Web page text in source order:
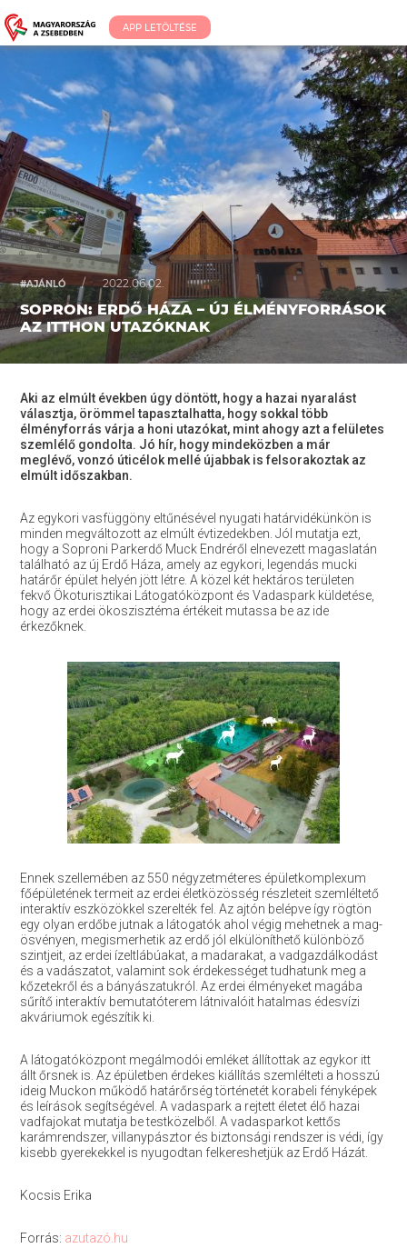
APP LETÖLTÉSE
#AJÁNLÓ / 2022.06.02.
SOPRON: ERDŐ HÁZA – ÚJ ÉLMÉNYFORRÁSOK
AZ ITTHON UTAZÓKNAK
Aki az elmúlt években úgy döntött, hogy a hazai nyaralást
választja, örömmel tapasztalhatta, hogy sokkal több
élményforrás várja a honi utazókat, mint ahogy azt a felületes
szemlélő gondolta. Jó hír, hogy mindeközben a már
meglévő, vonzó úticélok mellé újabbak is felsorakoztak az
elmúlt időszakban.
Az egykori vasfüggöny eltűnésével nyugati határvidékünkön is
minden megváltozott az elmúlt évtizedekben. Jól mutatja ezt,
hogy a Soproni Parkerdő Muck Endréről elnevezett magaslatán
található az új Erdő Háza, amely az egykori, legendás mucki
határőr épület helyén jött létre. A közel két hektáros területen
fekvő Ökoturisztikai Látogatóközpont és Vadaspark küldetése,
hogy az erdei ökoszisztéma értékeit mutassa be az ide
érkezőknek.
Ennek szellemében az 550 négyzetméteres épületkomplexum
főépületének termeit az erdei életközösség részleteit szemléltető
interaktív eszközökkel szerelték fel. Az ajtón belépve így rögtön
egy olyan erdőbe jutnak a látogatók ahol végig mehetnek a mag-
ösvényen, megismerhetik az erdő jól elkülöníthető különböző
szintjeit, az erdei ízeltlábúakat, a madarakat, a vadgazdálkodást
és a vadászatot, valamint sok érdekességet tudhatunk meg a
kőzetekről és a bányászatukról. Az erdei élményeket magába
sűrítő interaktív bemutatóterem látnivalóit hatalmas édesvízi
akváriumok egészítik ki.
A látogatóközpont megálmodói emléket állítottak az egykor itt
állt őrsnek is. Az épületben érdekes kiállítás szemlélteti a hosszú
ideig Muckon működő határőrség történetét korabeli fényképek
és leírások segítségével. A vadaspark a rejtett életet élő hazai
vadfajokat mutatja be testközelből. A vadasparkot kettős
karámrendszer, villanypásztor és biztonsági rendszer is védi, így
kisebb gyerekekkel is nyugodtan felkereshetjük az Erdő Házát.
Kocsis Erika
Forrás: azutazó.hu